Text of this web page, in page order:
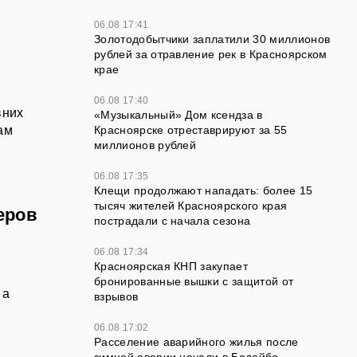
06.08 17:41
Золотодобытчики заплатили 30 миллионов
рублей за отравление рек в Красноярском
крае
06.08 17:40
«Музыкальный» Дом ксендза в
Красноярске отреставрируют за 55
миллионов рублей
06.08 17:35
Клещи продолжают нападать: более 15
тысяч жителей Красноярского края
пострадали с начала сезона
06.08 17:34
Красноярская КНП закупает
бронированные вышки с защитой от
взрывов
06.08 17:02
Расселение аварийного жилья после